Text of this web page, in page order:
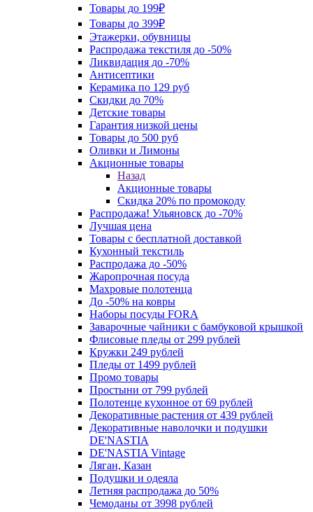
Товары до 199₽
Товары до 399₽
Этажерки, обувницы
Распродажа текстиля до -50%
Ликвидация до -70%
Антисептики
Керамика по 129 руб
Скидки до 70%
Детские товары
Гарантия низкой цены
Товары до 500 руб
Оливки и Лимоны
Акционные товары
Назад
Акционные товары
Скидка 20% по промокоду
Распродажа! Ульяновск до -70%
Лучшая цена
Товары с бесплатной доставкой
Кухонный текстиль
Распродажа до -50%
Жаропрочная посуда
Махровые полотенца
До -50% на ковры
Наборы посуды FORA
Заварочные чайники с бамбуковой крышкой
Флисовые пледы от 299 рублей
Кружки 249 рублей
Пледы от 1499 рублей
Промо товары
Простыни от 799 рублей
Полотенце кухонное от 69 рублей
Декоративные растения от 439 рублей
Декоративные наволочки и подушки
DE'NASTIA
DE'NASTIA Vintage
Ляган, Казан
Подушки и одеяла
Летняя распродажа до 50%
Чемоданы от 3998 рублей